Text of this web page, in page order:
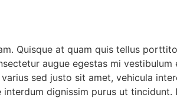
Quisque at quam quis tellus
augue egestas mi vestibulum
sed justo sit amet, vehicula
dignissim purus ut tincidunt.